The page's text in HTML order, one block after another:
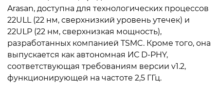
Arasan, доступна для технологических процессов
22ULL (22 нм, сверхнизкий уровень утечек) и
22ULP (22 нм, сверхнизкая мощность),
разработанных компанией TSMC. Кроме того, она
выпускается как автономная ИС D-PHY,
соответствующая требованиям версии v1.2,
функционирующей на частоте 2,5 ГГц.